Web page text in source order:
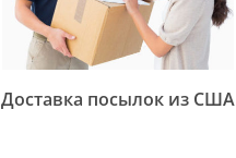
Доставка посылок из США